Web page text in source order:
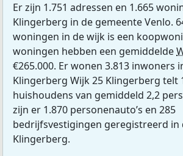
Er zijn 1.751 adressen en 1.665
Klingerberg in de gemeente Venlo.
woningen in de wijk is een
woningen hebben een gemiddelde
€265.000. Er wonen 3.813 inwoners
Klingerberg Wijk 25 Klingerberg telt
huishoudens van gemiddeld 2,2
zijn er 1.870 personenauto’s en 285
bedrijfsvestigingen geregistreerd in
Klingerberg.